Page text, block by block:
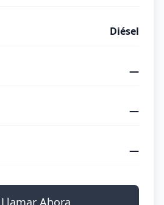
Diésel
—
—
—
Llamar Ahora